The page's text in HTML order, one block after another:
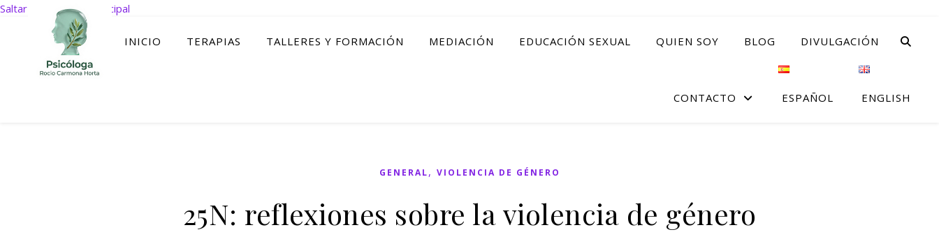
Saltar al contenido principal
INICIO TERAPIAS TALLERES Y FORMACIÓN MEDIACIÓN EDUCACIÓN SEXUAL QUIEN SOY BLOG DIVULGACIÓN
CONTACTO ESPAÑOL ENGLISH
GENERAL, VIOLENCIA DE GÉNERO
25N: reflexiones sobre la violencia de género